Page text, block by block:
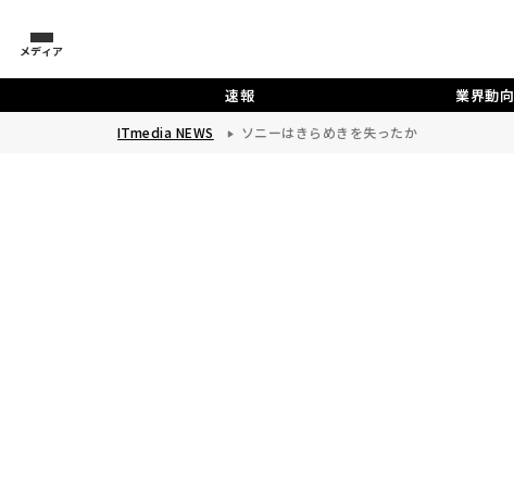
メディア
速報 業界動向
ITmedia NEWS ソニーはきらめきを失ったか